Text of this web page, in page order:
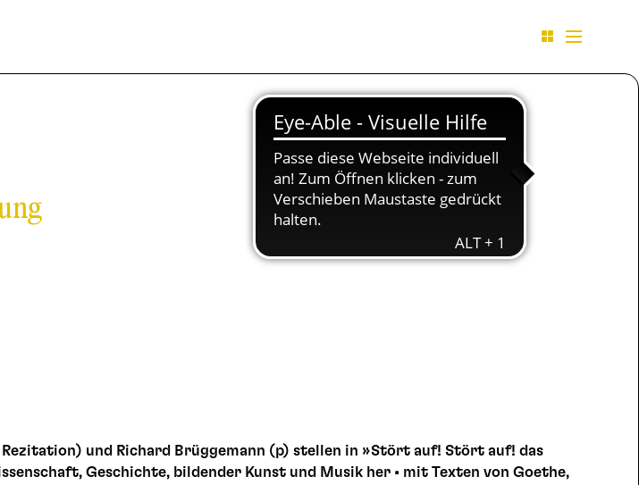
Rezitation) und Richard Brüggemann (p) stellen in »Stört auf! Stört auf! das
Geschichte, bildender Kunst und Musik her • mit Texten von Goethe,